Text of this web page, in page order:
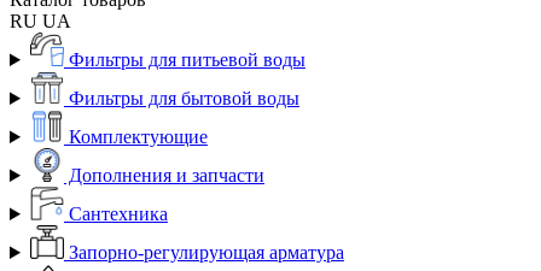
RU UA
Фильтры для питьевой воды
Фильтры для бытовой воды
Комплектующие
Дополнения и запчасти
Сантехника
Запорно-регулирующая арматура